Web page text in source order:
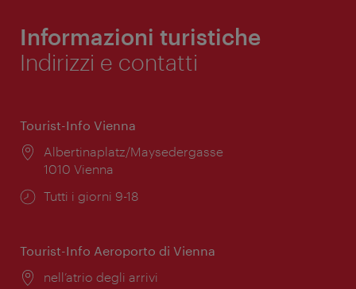
Informazioni turistiche
Indirizzi e contatti
Tourist-Info Vienna
Posizione:
Albertinaplatz/Maysedergasse
1010 Vienna
Orari
Tutti i giorni 9-18
Tourist-Info Aeroporto di Vienna
Posizione:
nell’atrio degli arrivi